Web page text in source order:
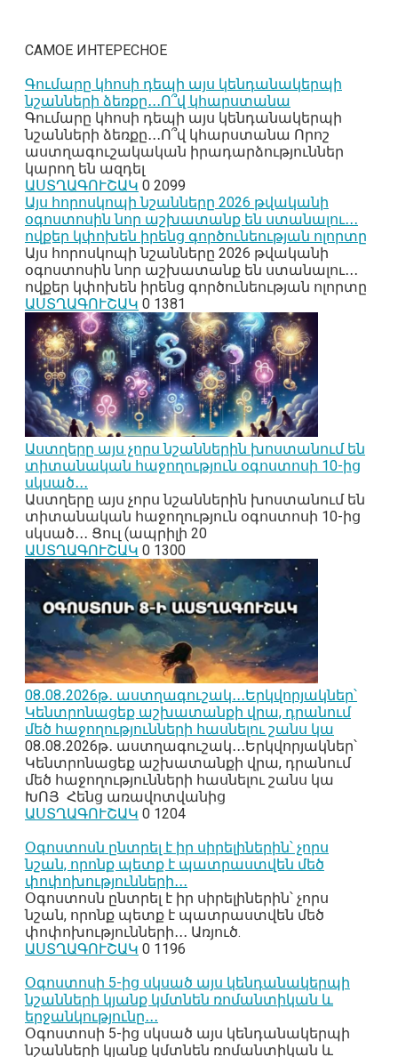
САМОЕ ИНТЕРЕСНОЕ
Գումարը կհոսի դեպի այս կենդանակերպի
նշանների ձեռքը․․․Ո՞վ կհարստանա
Գումարը կհոսի դեպի այս կենդանակերպի
նշանների ձեռքը․․․Ո՞վ կհարստանա Որոշ
աստղագուշակական իրադարձություններ
կարող են ազդել
ԱՍՏՂԱԳՈՒՇԱԿ 0 2099
Այս հորոսկոպի նշանները 2026 թվականի
օգոստոսին նոր աշխատանք են ստանալու․․․
ովքեր կփոխեն իրենց գործունեության ոլորտը
Այս հորոսկոպի նշանները 2026 թվականի
օգոստոսին նոր աշխատանք են ստանալու․․․
ովքեր կփոխեն իրենց գործունեության ոլորտը
ԱՍՏՂԱԳՈՒՇԱԿ 0 1381
Աստղերը այս չորս նշաններին խոստանում են
տիտանական հաջողություն օգոստոսի 10-ից
սկսած․․․
Աստղերը այս չորս նշաններին խոստանում են
տիտանական հաջողություն օգոստոսի 10-ից
սկսած․․․ Ցուլ (ապրիլի 20
ԱՍՏՂԱԳՈՒՇԱԿ 0 1300
08․08․2026թ․ աստղագուշակ․․․Երկվորյակներ՝
Կենտրոնացեք աշխատանքի վրա, դրանում
մեծ հաջողությունների հասնելու շանս կա
08․08․2026թ․ աստղագուշակ․․․Երկվորյակներ՝
Կենտրոնացեք աշխատանքի վրա, դրանում
մեծ հաջողությունների հասնելու շանս կա
ԽՈՅ Հենց առավոտվանից
ԱՍՏՂԱԳՈՒՇԱԿ 0 1204
Օգոստոսն ընտրել է իր սիրելիներին՝ չորս
նշան, որոնք պետք է պատրաստվեն մեծ
փոփոխությունների․․․
Օգոստոսն ընտրել է իր սիրելիներին՝ չորս
նշան, որոնք պետք է պատրաստվեն մեծ
փոփոխությունների․․․ Առյուծ.
ԱՍՏՂԱԳՈՒՇԱԿ 0 1196
Օգոստոսի 5-ից սկսած այս կենդանակերպի
նշանների կյանք կմտնեն ռոմանտիկան և
երջանկությունը․․․
Օգոստոսի 5-ից սկսած այս կենդանակերպի
նշանների կյանք կմտնեն ռոմանտիկան և